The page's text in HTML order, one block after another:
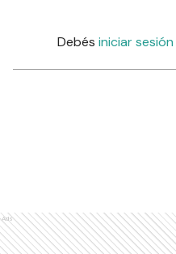
Debés iniciar sesión
Ads